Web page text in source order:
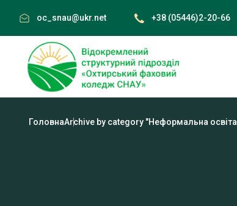
content
oc_snau@ukr.net +38 (05446)2-20-66
ГоловнаArchive by category "Неформальна